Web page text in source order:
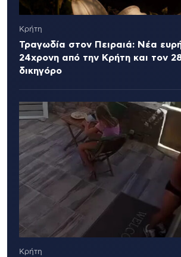
Κρήτη
Τραγωδία στον Πειραιά: Νέα
24χρονη από την Κρήτη και τον
δικηγόρο
Κρήτη